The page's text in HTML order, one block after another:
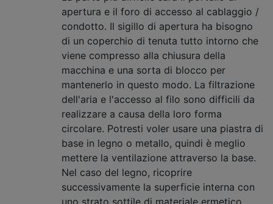
apertura e il foro di accesso al cablaggio /
condotto. Il sigillo di apertura ha bisogno
di un coperchio di tenuta tutto intorno che
viene compresso alla chiusura della
macchina e una sorta di blocco per
mantenerlo in questo modo. La filtrazione
dell'aria e l'accesso al filo sono difficili da
realizzare a causa della loro forma
circolare. Potresti voler usare una piastra di
base in legno o metallo, quindi è meglio
mettere la ventilazione attraverso la base.
Nel caso del legno, ricoprire
successivamente la superficie interna con
uno strato sottile di materiale ermetico,